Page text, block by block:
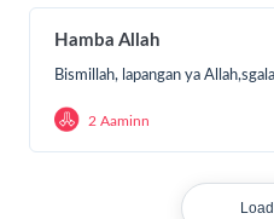
pendidikan mereka dengan
Segera transfer sesuai
Hamba Allah
Bismillah, lapangan ya
2 Aaminn